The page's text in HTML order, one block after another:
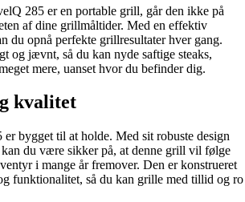
285 er en portable grill, går den ikke på
af dine grillmåltider. Med en effektiv
du opnå perfekte grillresultater hver gang.
og jævnt, så du kan nyde saftige steaks,
mere, uanset hvor du befinder dig.
kvalitet
bygget til at holde. Med sit robuste design
du være sikker på, at denne grill vil følge
i mange år fremover. Den er konstrueret
funktionalitet, så du kan grille med tillid og ro